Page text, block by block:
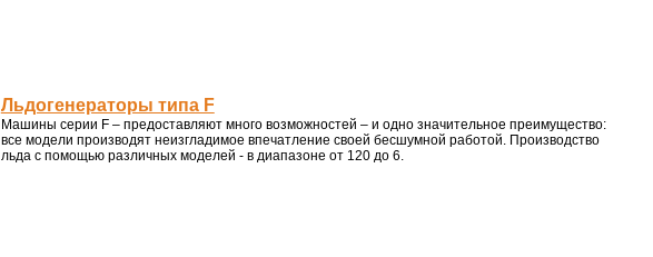
Льдогенераторы типа F
Машины серии F – предоставляют много возможностей – и одно значительное преимущество:
все модели производят неизгладимое впечатление своей бесшумной работой. Производство
льда с помощью различных моделей - в диапазоне от 120 до 6.